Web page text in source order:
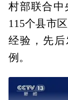
村部联合中
115个县市
经验，先
例。